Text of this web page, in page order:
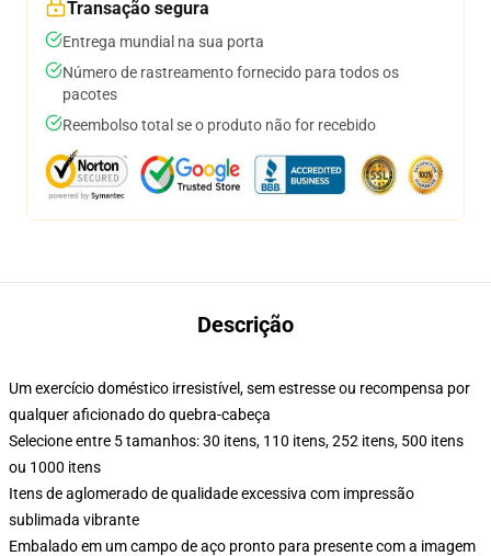
Transação segura
Entrega mundial na sua porta
Número de rastreamento fornecido para todos os
pacotes
Reembolso total se o produto não for recebido
Descrição
Um exercício doméstico irresistível, sem estresse ou recompensa por
qualquer aficionado do quebra-cabeça
Selecione entre 5 tamanhos: 30 itens, 110 itens, 252 itens, 500 itens
ou 1000 itens
Itens de aglomerado de qualidade excessiva com impressão
sublimada vibrante
Embalado em um campo de aço pronto para presente com a imagem